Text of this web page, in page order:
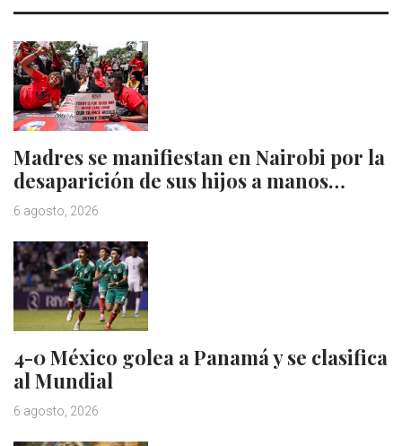
Madres se manifiestan en Nairobi por la
desaparición de sus hijos a manos…
6 agosto, 2026
4-0 México golea a Panamá y se clasifica
al Mundial
6 agosto, 2026